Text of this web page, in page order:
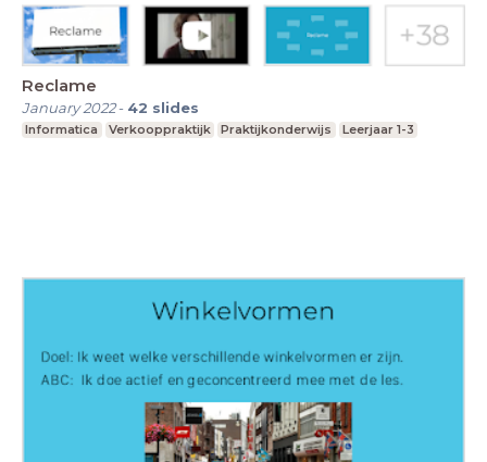
Reclame
January 2022- 42 slides
Informatica Verkooppraktijk Praktijkonderwijs Leerjaar 1-3